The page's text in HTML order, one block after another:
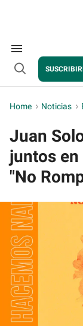
Search
&
Section
Navigation
Open
Home > Noticias >
Juan
juntos
"No